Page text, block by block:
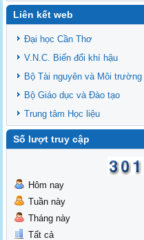
Liên kết web
Đại học Cần Thơ
V.N.C. Biến đổi khí hậu
Bộ Tài nguyên và Môi trường
Bộ Giáo dục và Đào tạo
Trung tâm Học liệu
Số lượt truy cập
Hôm nay
Tuần này
Tháng này
Tất cả